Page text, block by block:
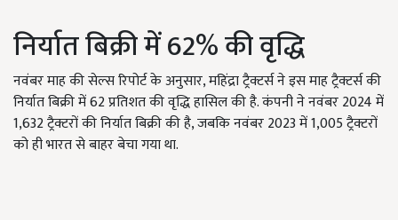
निर्यात बिक्री में 62% की वृद्धि
नवंबर माह की सेल्स रिपोर्ट के अनुसार, महिंद्रा ट्रैक्टर्स ने इस माह ट्रैक्टर्स की
निर्यात बिक्री में 62 प्रतिशत की वृद्धि हासिल की है. कंपनी ने नवंबर 2024 में
1,632 ट्रैक्टरों की निर्यात बिक्री की है, जबकि नवंबर 2023 में 1,005 ट्रैक्टरों
को ही भारत से बाहर बेचा गया था.